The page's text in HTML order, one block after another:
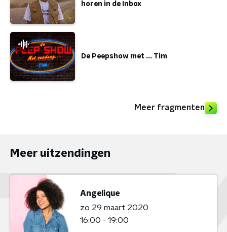
horen in de Inbox
De Peepshow met ... Tim
Meer fragmenten
Meer uitzendingen
Angelique
zo 29 maart 2020
16:00 - 19:00